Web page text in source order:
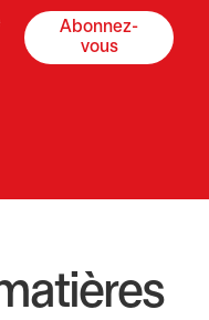
Abonnez-
vous
s’ouvre